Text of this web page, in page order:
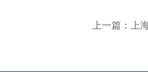
上一篇： 上